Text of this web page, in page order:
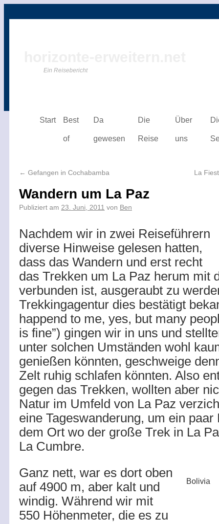
Ein Reisebericht
Start Best
of
Da
gewesen
Die
Reise
Über
uns
← Gefangen in Cochabamba La
Wandern um La Paz
Publiziert am 23. Juni, 2011 von Ben
Nachdem wir in zwei Reiseführern
diverse Hinweise gelesen hatten,
dass das Wandern und erst recht
das Trekken um La Paz herum mit
verbunden ist, ausgeraubt zu
Trekkingagentur dies bestätigt
happend to me, yes, but many
is fine”) gingen wir in uns und
unter solchen Umständen wohl
genießen könnten, geschweige
Zelt ruhig schlafen könnten. Also
gegen das Trekken, wollten aber
Natur im Umfeld von La Paz
eine Tageswanderung, um ein
dem Ort wo der große Trek in La
La Cumbre.
Bolivia
Ganz nett, war es dort oben
auf 4900 m, aber kalt und
windig. Während wir mit
550 Höhenmeter, die es zu